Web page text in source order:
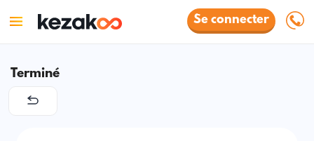
Se connecter
Terminé